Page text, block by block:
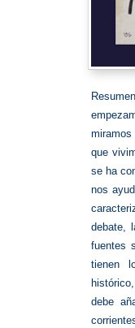
que
se ha
nos
debate,
fuentes
tienen
debe